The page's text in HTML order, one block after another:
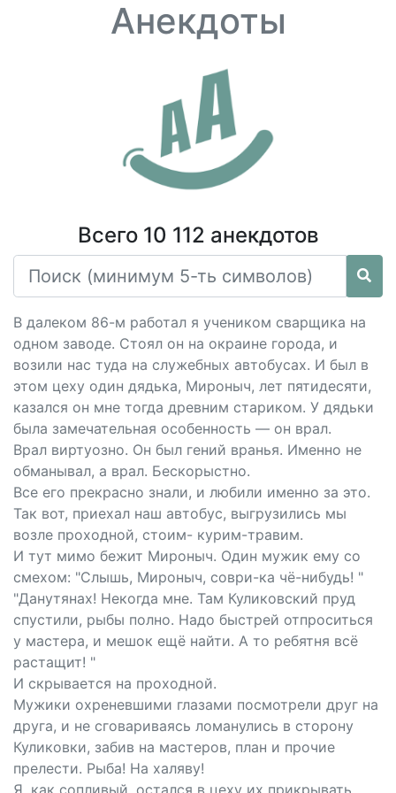
Анекдоты
Всего 10 112 анекдотов
В далеком 86-м работал я учеником сварщика на
одном заводе. Стоял он на окраине города, и
возили нас туда на служебных автобусах. И был в
этом цеху один дядька, Мироныч, лет пятидесяти,
казался он мне тогда древним стариком. У дядьки
была замечательная особенность — он врал.
Врал виртуозно. Он был гений вранья. Именно не
обманывал, а врал. Бескорыстно.
Все его прекрасно знали, и любили именно за это.
Так вот, приехал наш автобус, выгрузились мы
возле проходной, стоим- курим-травим.
И тут мимо бежит Мироныч. Один мужик ему со
смехом: "Слышь, Мироныч, соври-ка чё-нибудь! "
"Данутянах! Некогда мне. Там Куликовский пруд
спустили, рыбы полно. Надо быстрей отпроситься
у мастера, и мешок ещё найти. А то ребятня всё
растащит! "
И скрывается на проходной.
Мужики охреневшими глазами посмотрели друг на
друга, и не сговариваясь ломанулись в сторону
Куликовки, забив на мастеров, план и прочие
прелести. Рыба! На халяву!
Я, как сопливый, остался в цеху их прикрывать.